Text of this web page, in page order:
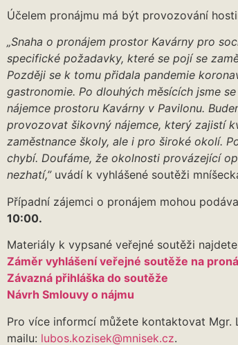
Účelem pronájmu má být provozování
„Snaha o pronájem prostor Kavárny pro
specifické požadavky, které se pojí se
Později se k tomu přidala pandemie
gastronomie. Po dlouhých měsících jsme
nájemce prostoru Kavárny v Pavilonu.
provozovat šikovný nájemce, který zajistí
zaměstnance školy, ale i pro široké okolí.
chybí. Doufáme, že okolnosti provázející
nezhatí,”uvádí k vyhlášené soutěži
Případní zájemci o pronájem mohou
10:00.
Materiály k vypsané veřejné soutěži
Záměr vyhlášení veřejné soutěže na
Závazná přihláška do soutěže
Návrh Smlouvy o nájmu
Pro více informcí můžete kontaktovat Mgr.
mailu: lubos.kozisek@mnisek.cz.